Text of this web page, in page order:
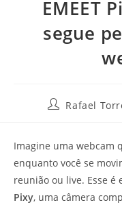
EMEET
segue
Rafael
Imagine uma webcam
enquanto você se
reunião ou live. Esse é
Pixy, uma câmera